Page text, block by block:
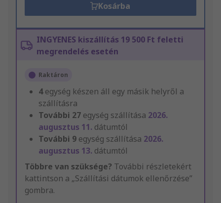
Kosárba
INGYENES kiszállítás 19 500 Ft feletti
megrendelés esetén
Raktáron
4egység készen áll egy másik helyről a
szállításra
További 27 egység szállítása 2026.
augusztus 11. dátumtól
További 9 egység szállítása 2026.
augusztus 13. dátumtól
Többre van szüksége? További részletekért
kattintson a „Szállítási dátumok ellenőrzése”
gombra.